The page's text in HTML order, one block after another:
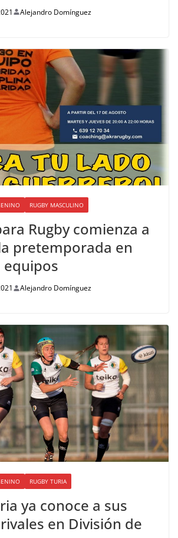
Alejandro Domínguez
RUGBY MASCULINO
Rugby comienza a
pretemporada en
Alejandro Domínguez
RUGBY TURIA
ya conoce a sus
en División de